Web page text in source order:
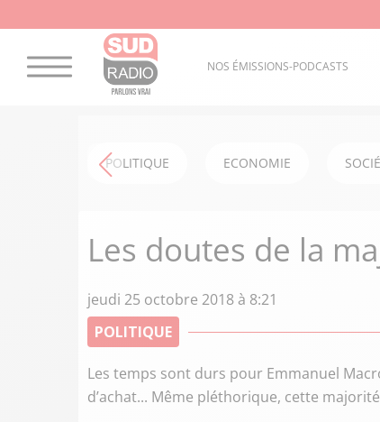
NOS ÉMISSIONS-PODCASTS
POLITIQUE ECONOMIE
Les doutes de la
jeudi 25 octobre 2018 à 8:21
POLITIQUE
Les temps sont durs pour Emmanuel
d’achat... Même pléthorique, cette